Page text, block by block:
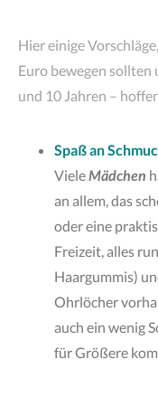
Hier einige
Euro bewegen sollten
und 10 Jahren –
Spaß an
VieleMädchen
an allem, das
oder eine
Freizeit, alles
Haargummis)
Ohrlöcher
auch ein wenig
für Größere